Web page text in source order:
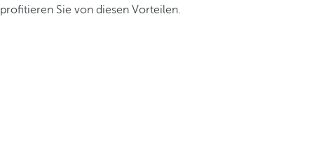
profitieren Sie von diesen Vorteilen.